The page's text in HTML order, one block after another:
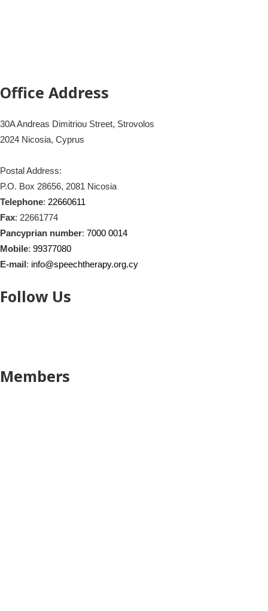
Office Address
30A Andreas Dimitriou Street, Strovolos
2024 Nicosia, Cyprus
Postal Address:
P.O. Box 28656, 2081 Nicosia
Telephone: 22660611
Fax: 22661774
Pancyprian number: 7000 0014
Mobile: 99377080
E-mail: info@speechtherapy.org.cy
Follow Us
Members